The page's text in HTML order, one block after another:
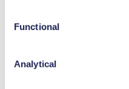
Functional
Analytical
eller lignende